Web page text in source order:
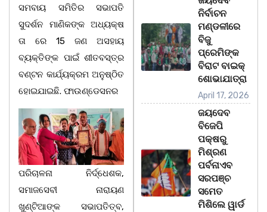
ସମବାୟ ସମିତିର ସଭାପତି
ସୁଦର୍ଶନ ମାଣିକଙ୍କ ଅଧ୍ୟକ୍ଷ
ତା ରେ 15 ଜଣ ଅସହାୟ
ବ୍ୟକ୍ତିଙ୍କ ପାଇଁ ଶୀତବସ୍ତ୍ର
ବଣ୍ଟନ କାର୍ଯ୍ୟକ୍ରମ ଅନୁଷ୍ଠିତ
ହୋଇଯାଇଛି. ଫାଉଣ୍ଡେସନର
ପରିଚାଳନା ନିର୍ଦ୍ଧେଶକ,
ସମାଜସେବୀ ନାରାୟଣ
ଖୁଣ୍ଟିଆଙ୍କ ସଭାପତିତ୍ବ,
ନିର୍ବାଚନ
ମଣ୍ଡଳୀରେ
ବିଜୁ
ପ୍ରେମିଙ୍କ
ବିରାଟ ବାଇକ୍
ଶୋଭାଯାତ୍ରା
April 17, 2026
ଜୟଦେବ
ବିଜେପି
ପକ୍ଷରୁ
ମିଶ୍ରଣ
ପର୍ବନାଏବ
ସରପଞ୍ଚ
ସମେତ
ମିଶିଲେ ୱାର୍ଡ